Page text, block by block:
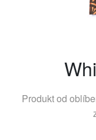
Produkt od